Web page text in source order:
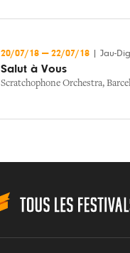
20/07/18 — 22/07/18 Jau-
Salut à Vous
Scratchophone Orchestra,